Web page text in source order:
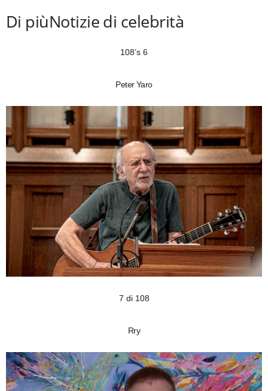
Di piùNotizie di celebrità
108’s 6
Peter Yaro
7 di 108
Rry